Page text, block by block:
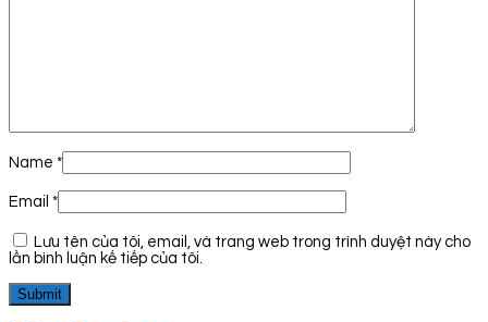
Name *
Email *
Lưu tên của tôi, email, và trang web trong trình duyệt này cho
lần bình luận kế tiếp của tôi.